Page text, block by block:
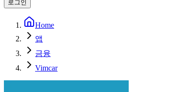
로그인
Home
앱
금융
Vimcar